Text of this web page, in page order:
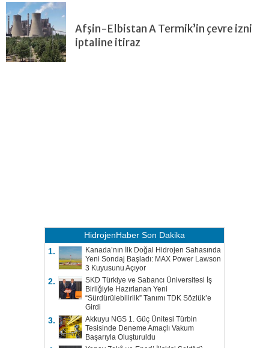
Afşin-Elbistan A Termik’in çevre izni
iptaline itiraz
HidrojenHaber Son Dakika
1.
Kanada’nın İlk Doğal Hidrojen Sahasında
Yeni Sondaj Başladı: MAX Power Lawson
3 Kuyusunu Açıyor
2.
SKD Türkiye ve Sabancı Üniversitesi İş
Birliğiyle Hazırlanan Yeni
“Sürdürülebilirlik” Tanımı TDK Sözlük’e
Girdi
3.
Akkuyu NGS 1. Güç Ünitesi Türbin
Tesisinde Deneme Amaçlı Vakum
Başarıyla Oluşturuldu